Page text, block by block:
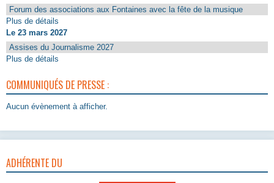
Forum des associations aux Fontaines avec la fête de la musique
Plus de détails
Le 23 mars 2027
Assises du Journalisme 2027
Plus de détails
COMMUNIQUÉS DE PRESSE :
Aucun évènement à afficher.
ADHÉRENTE DU